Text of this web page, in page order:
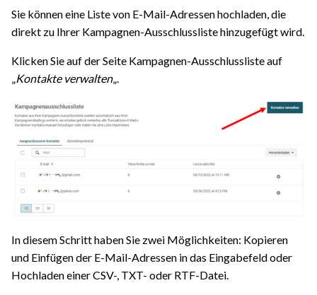
Sie können eine Liste von E-Mail-Adressen hochladen, die
direkt zu Ihrer Kampagnen-Ausschlussliste hinzugefügt wird.
Klicken Sie auf der Seite Kampagnen-Ausschlussliste auf
„Kontakte verwalten„.
In diesem Schritt haben Sie zwei Möglichkeiten: Kopieren
und Einfügen der E-Mail-Adressen in das Eingabefeld oder
Hochladen einer CSV-, TXT- oder RTF-Datei.